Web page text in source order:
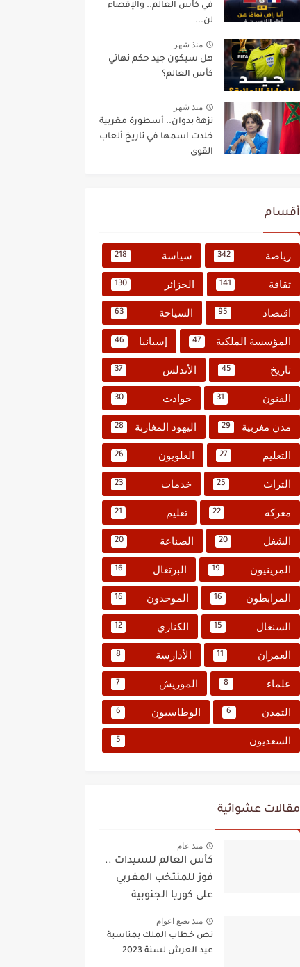
في كأس العالم.. والإقصاء
لن...
منذ شهر
هل سيكون جيد حكم نهائي
كأس العالم؟
منذ شهر
نزهة بدوان.. أسطورة مغربية
خلدت اسمها في تاريخ ألعاب
القوى
أقسام
رياضة 342 سياسة 218
ثقافة 141 الجزائر 130
اقتصاد 95 السياحة 63
المؤسسة الملكية 47 إسبانيا 46
تاريخ 45 الأندلس 37
الفنون 31 حوادث 30
مدن مغربية 29 اليهود المغاربة 28
التعليم 27 العلويون 26
التراث 25 خدمات 23
معركة 22 تعليم 21
الشغل 20 الصناعة 20
المرينيون 19 البرتغال 16
المرابطون 16 الموحدون 16
السنغال 15 الكناري 12
العمران 11 الأدارسة 8
علماء 8 الموريش 7
التمدن 6 الوطاسيون 6
السعديون 5
مقالات عشوائية
منذ عام
كأس العالم للسيدات ..
فوز للمنتخب المغربي
على كوريا الجنوبية
منذ بضع اعوام
نص خطاب الملك بمناسبة
عيد العرش لسنة 2023